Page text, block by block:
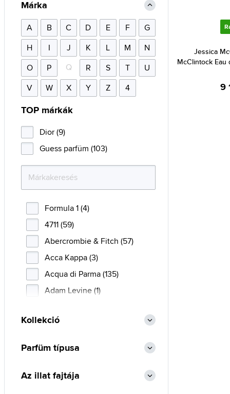
Jessica
McClintock Eau
9
Márka
A B C D E F
G
H
I J K L M
N
O
P Q R S T
U
V
W X Y Z 4
TOP márkák
Dior (9)
Guess parfüm (103)
Formula 1 (4)
4711 (59)
Abercrombie & Fitch (57)
Acca Kappa (3)
Acqua di Parma (135)
Adam Levine (1)
Adolfo Dominguez (42)
Agent Provocateur (9)
Aigner (40)
Kollekció
Parfüm típusa
Az illat fajtája